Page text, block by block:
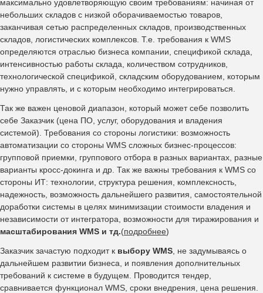
максимально удовлетворяющую своим требованиям: начиная от
небольших складов с низкой оборачиваемостью товаров,
заканчивая сетью распределенных складов, производственных
складов, логистических комплексов. Т.е. требования к WMS
определяются отраслью бизнеса компании, спецификой склада,
интенсивностью работы склада, количеством сотрудников,
технологической спецификой, складским оборудованием, которым
нужно управлять, и с которым необходимо интегрироваться.
Так же важен ценовой диапазон, который может себе позволить
себе Заказчик (цена ПО, услуг, оборудования и владения
системой). Требования со стороны логистики: возможность
автоматизации со стороны WMS сложных бизнес-процессов:
групповой приемки, группового отбора в разных вариантах, разные
варианты кросс-докинга и др. Так же важны требования к WMS со
стороны ИТ: технологии, структура решения, комплексность,
надежность, возможность дальнейшего развития, самостоятельной
доработки системы в целях минимизации стоимости владения и
независимости от интегратора, возможности для тиражирования и
масштабирования WMS и тд.(подробнее)
Заказчик зачастую подходит к выбору WMS , не задумываясь о
дальнейшем развитии бизнеса, и появления дополнительных
требований к системе в будущем. Проводится тендер,
сравнивается функционал WMS, сроки внедрения, цена решения.